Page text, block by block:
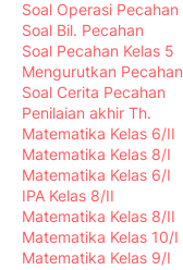
Soal Operasi Pecahan
Soal Bil. Pecahan
Soal Pecahan Kelas 5
Mengurutkan Pecahan
Soal Cerita Pecahan
Penilaian akhir Th.
Matematika Kelas 6/II
Matematika Kelas 8/I
Matematika Kelas 6/I
IPA Kelas 8/II
Matematika Kelas 8/II
Matematika Kelas 10/I
Matematika Kelas 9/I